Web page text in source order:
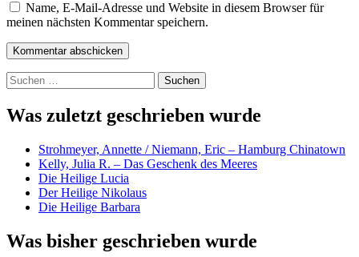
Name, E-Mail-Adresse und Website in diesem Browser für
meinen nächsten Kommentar speichern.
Suchen
nach:
Was zuletzt geschrieben wurde
Strohmeyer, Annette / Niemann, Eric – Hamburg Chinatown
Kelly, Julia R. – Das Geschenk des Meeres
Die Heilige Lucia
Der Heilige Nikolaus
Die Heilige Barbara
Was bisher geschrieben wurde